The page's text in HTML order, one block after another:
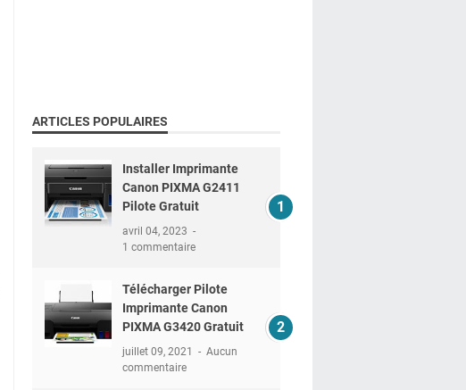
ARTICLES POPULAIRES
Installer Imprimante
Canon PIXMA G2411
Pilote Gratuit
avril 04, 2023
1 commentaire
Télécharger Pilote
Imprimante Canon
PIXMA G3420 Gratuit
juillet 09, 2021
Aucun
commentaire